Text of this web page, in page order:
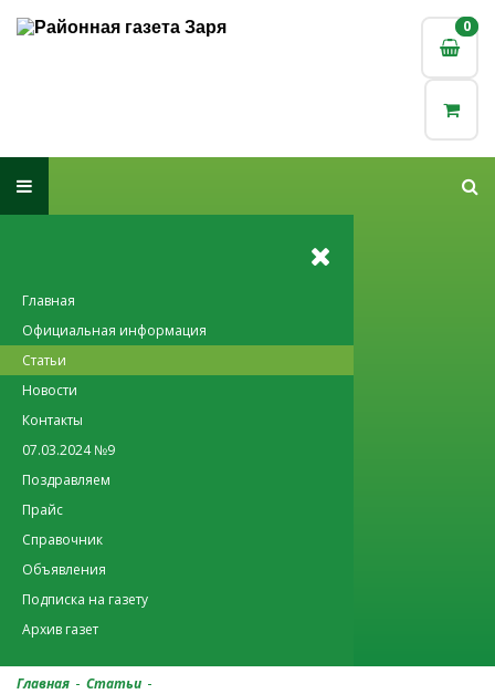
0
0
Главная
Официальная информация
Статьи
Новости
Контакты
07.03.2024 №9
Поздравляем
Прайс
Справочник
Объявления
Подписка на газету
Архив газет
Главная - Статьи -